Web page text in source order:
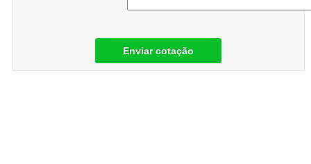
Enviar cotação